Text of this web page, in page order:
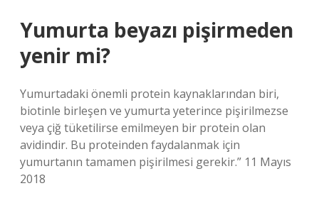
Yumurta beyazı pişirmeden
yenir mi?
Yumurtadaki önemli protein kaynaklarından biri,
biotinle birleşen ve yumurta yeterince pişirilmezse
veya çiğ tüketilirse emilmeyen bir protein olan
avidindir. Bu proteinden faydalanmak için
yumurtanın tamamen pişirilmesi gerekir.” 11 Mayıs
2018